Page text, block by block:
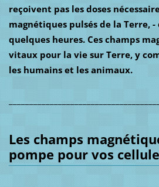
reçoivent pas les doses
magnétiques pulsés de la Terre,
quelques heures. Ces champs
vitaux pour la vie sur Terre, y
les humains et les animaux.
Les champs
pompe pour vos